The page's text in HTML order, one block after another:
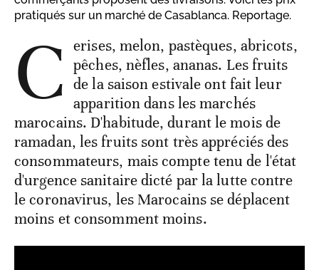
pratiqués sur un marché de Casablanca. Reportage.
C erises, melon, pastèques, abricots,
pêches, nèfles, ananas. Les fruits
de la saison estivale ont fait leur
apparition dans les marchés
marocains. D'habitude, durant le mois de
ramadan, les fruits sont très appréciés des
consommateurs, mais compte tenu de l'état
d'urgence sanitaire dicté par la lutte contre
le coronavirus, les Marocains se déplacent
moins et consomment moins.